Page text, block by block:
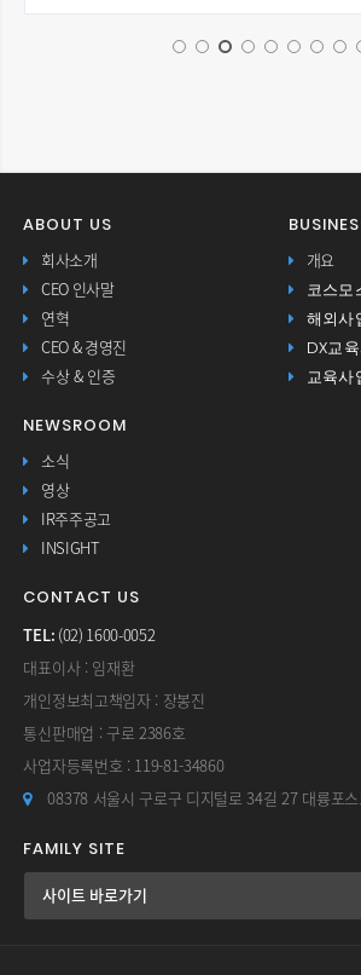
ABOUT US
회사소개
CEO 인사말
연혁
CEO & 경영진
수상 & 인증
개요
코스모
해외사
DX교
교육사
NEWSROOM
소식
영상
IR주주공고
INSIGHT
CONTACT US
TEL: (02) 1600-0052
대표이사 : 임재환
개인정보최고책임자 : 장봉진
통신판매업 : 구로 2386호
사업자등록번호 : 119-81-34860
08378 서울시 구로구 디지털로 34길 27 대륭포
FAMILY SITE